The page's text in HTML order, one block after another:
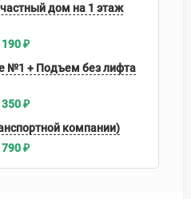
дом на 1 этаж
190₽
№1 + Подъем без лифта
350₽
компании)
790₽